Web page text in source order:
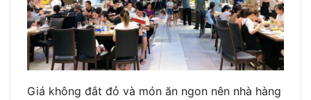
Giá không đắt đỏ và món ăn ngon nên nhà hàng